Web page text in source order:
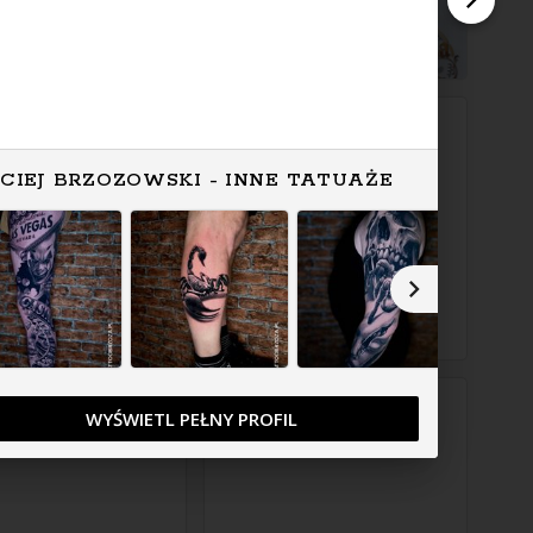
BRZOZOWSKI - INNE TATUAŻE
WYŚWIETL PEŁNY PROFIL